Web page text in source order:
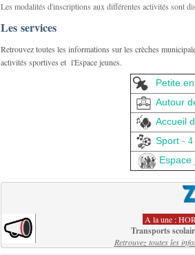
Les modalités d'inscriptions aux différentes activités sont
Les services
Retrouvez toutes les informations sur les crèches
activités sportives et l'Espace jeunes.
Petite
Autour
Accueil
Sport - 4
Espace
A la une :
Transports
Retrouvez toutes les